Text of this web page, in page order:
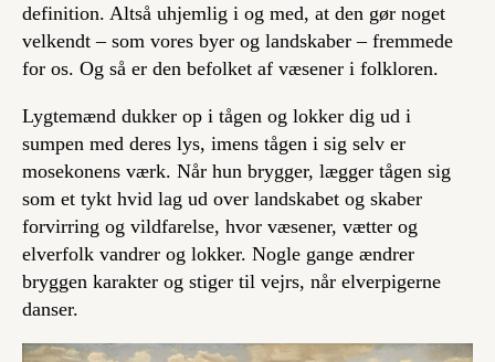
definition. Altså uhjemlig i og med, at den gør noget
velkendt – som vores byer og landskaber – fremmede
for os. Og så er den befolket af væsener i folkloren.
Lygtemænd dukker op i tågen og lokker dig ud i
sumpen med deres lys, imens tågen i sig selv er
mosekonens værk. Når hun brygger, lægger tågen sig
som et tykt hvid lag ud over landskabet og skaber
forvirring og vildfarelse, hvor væsener, vætter og
elverfolk vandrer og lokker. Nogle gange ændrer
bryggen karakter og stiger til vejrs, når elverpigerne
danser.